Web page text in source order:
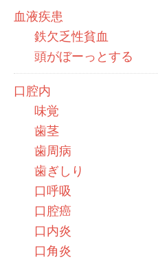
血液疾患
鉄欠乏性貧血
頭がぼーっとする
口腔内
味覚
歯茎
歯周病
歯ぎしり
口呼吸
口腔癌
口内炎
口角炎